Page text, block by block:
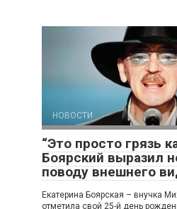
НОВОСТИ
“Это просто грязь
Боярский выразил
поводу внешнего
Екатерина Боярская – внучка
отметила свой 25-й день